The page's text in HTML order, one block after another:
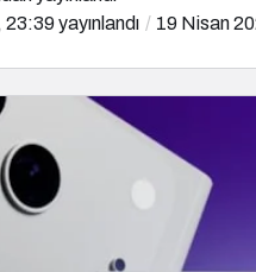
23:39yayınlandı 19 Nisan